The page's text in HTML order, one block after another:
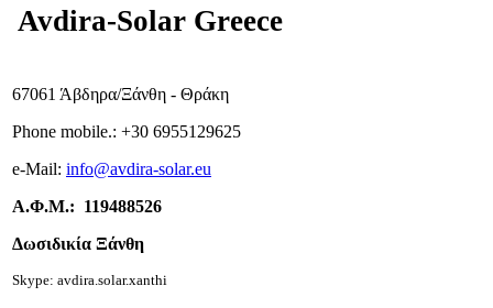
Avdira-Solar Greece
67061 Άβδηρα/Ξάνθη - Θράκη
Phone mobile.: +30 6955129625
e-Mail: info@avdira-solar.eu
Α.Φ.Μ.: 119488526
Δωσιδικία Ξάνθη
Skype: avdira.solar.xanthi